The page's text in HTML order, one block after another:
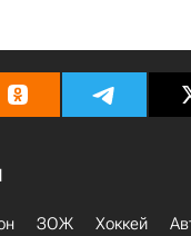
ЗОЖ Хоккей